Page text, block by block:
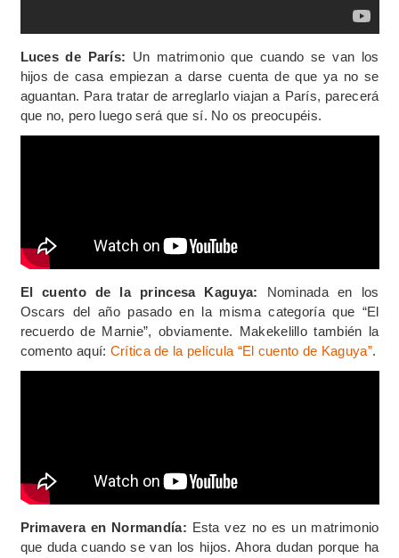
Luces de París: Un matrimonio que cuando se van los
hijos de casa empiezan a darse cuenta de que ya no se
aguantan. Para tratar de arreglarlo viajan a París, parecerá
que no, pero luego será que sí. No os preocupéis.
El cuento de la princesa Kaguya: Nominada en los
Oscars del año pasado en la misma categoría que “El
recuerdo de Marnie”, obviamente. Makekelillo también la
comento aquí: Crítica de la película “El cuento de Kaguya”.
Primavera en Normandía: Esta vez no es un matrimonio
que duda cuando se van los hijos. Ahora dudan porque ha